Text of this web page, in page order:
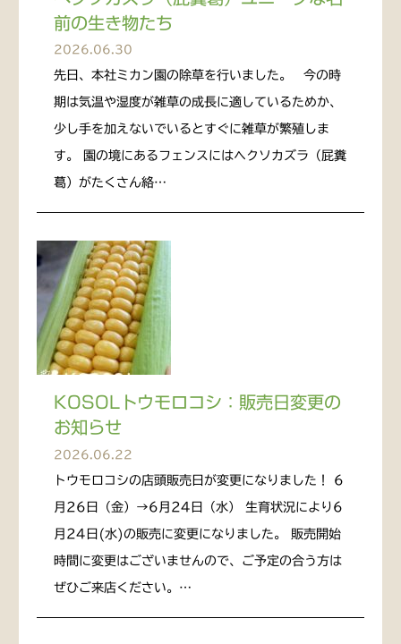
前の生き物たち
2026.06.30
先日、本社ミカン園の除草を行いました。 今の時
期は気温や湿度が雑草の成長に適しているためか、
少し手を加えないでいるとすぐに雑草が繁殖しま
す。 園の境にあるフェンスにはヘクソカズラ（屁糞
葛）がたくさん絡…
KOSOLトウモロコシ：販売日変更の
お知らせ
2026.06.22
トウモロコシの店頭販売日が変更になりました！ 6
月26日（金）→6月24日（水） 生育状況により6
月24日(水)の販売に変更になりました。 販売開始
時間に変更はございませんので、ご予定の合う方は
ぜひご来店ください。…